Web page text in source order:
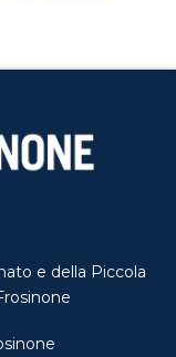
e della Piccola